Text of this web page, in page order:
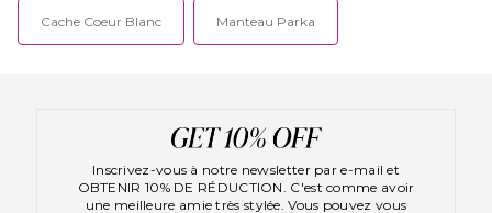
Cache Coeur Blanc Manteau Parka
Inscrivez-vous à notre newsletter par e-mail et
OBTENIR 10% DE RÉDUCTION. C'est comme avoir
une meilleure amie très stylée. Vous pouvez vous